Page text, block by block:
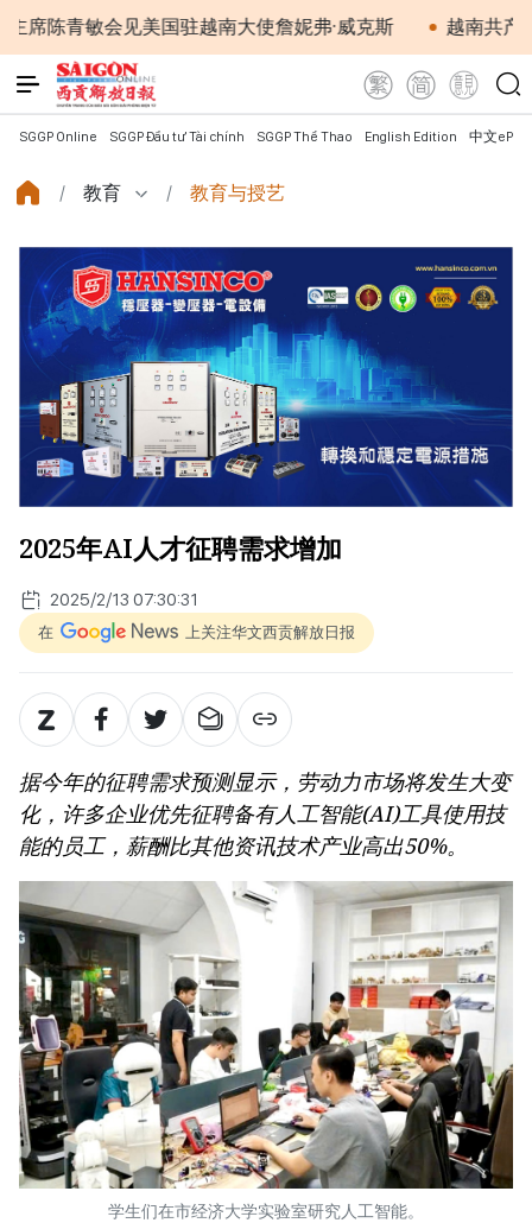
敏会见美国驻越南大使詹妮弗·威克斯 越南共产党中央
SGGP Online SGGP Đầu tư Tài chính SGGP Thể Thao English Edition 中文
教育 教育与授艺
2025年AI人才征聘需求增加
2025/2/13 07:30:31
在 上关注华文西贡解放日报
据今年的征聘需求预测显示，劳动力市场将发生大变
化，许多企业优先征聘备有人工智能(AI)工具使用技
能的员工，薪酬比其他资讯技术产业高出50%。
学生们在市经济大学实验室研究人工智能。